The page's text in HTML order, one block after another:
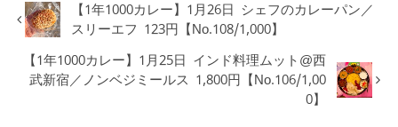
【1年1000カレー】1月26日 シェフのカレーパン／
スリーエフ 123円【No.108/1,000】
【1年1000カレー】1月25日 インド料理ムット@西
武新宿／ノンベジミールス 1,800円【No.106/1,00
0】